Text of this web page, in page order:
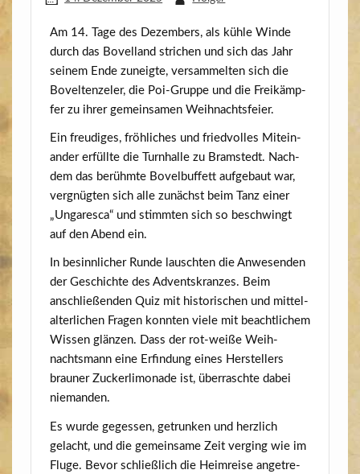
Am 14. Tage des Dezem­bers, als küh­le Win­de
durch das Bovel­land stri­chen und sich das Jahr
sei­nem Ende zuneig­te, ver­sam­mel­ten sich die
Bovel­ten­ze­l­er, die Poi-Grup­pe und die Frei­kämp­
fer zu ihrer gemein­sa­men Weihnachtsfeier.
Ein freu­di­ges, fröh­li­ches und fried­vol­les Mit­ein­
an­der erfüll­te die Turn­hal­le zu Bramstedt. Nach­
dem das berühm­te Bovel­buf­fett auf­ge­baut war,
ver­gnüg­ten sich alle zunächst beim Tanz einer
„Unga­re­s­ca“ und stimm­ten sich so beschwingt
auf den Abend ein.
In besinn­li­cher Run­de lausch­ten die Anwe­sen­den
der Geschich­te des Advents­kran­zes. Beim
anschlie­ßen­den Quiz mit his­to­ri­schen und mit­tel­
al­ter­li­chen Fra­gen konn­ten vie­le mit beacht­li­chem
Wis­sen glän­zen. Dass der rot-wei­ße Weih­
nachts­mann eine Erfin­dung eines Her­stel­lers
brau­ner Zucker­li­mo­na­de ist, über­rasch­te dabei
niemanden.
Es wur­de geges­sen, getrun­ken und herz­lich
gelacht, und die gemein­sa­me Zeit ver­ging wie im
Flu­ge. Bevor schließ­lich die Heim­rei­se ange­tre­